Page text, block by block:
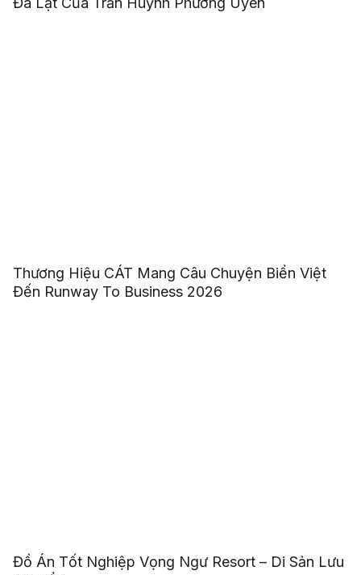
Thương Hiệu CÁT Mang Câu Chuyện Biển Việt
Đến Runway To Business 2026
Đồ Án Tốt Nghiệp Vọng Ngư Resort – Di Sản Lưu